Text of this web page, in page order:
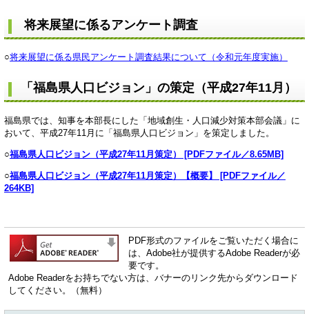
将来展望に係るアンケート調査
○将来展望に係る県民アンケート調査結果について（令和元年度実施）
「福島県人口ビジョン」の策定（平成27年11月）
福島県では、知事を本部長にした「地域創生・人口減少対策本部会議」に
おいて、平成27年11月に「福島県人口ビジョン」を策定しました。
○福島県人口ビジョン（平成27年11月策定） [PDFファイル／8.65MB]
○福島県人口ビジョン（平成27年11月策定）【概要】 [PDFファイル／
264KB]
PDF形式のファイルをご覧いただく場合に
は、Adobe社が提供するAdobe Readerが必
要です。
Adobe Readerをお持ちでない方は、バナーのリンク先からダウンロード
してください。（無料）